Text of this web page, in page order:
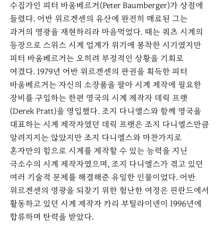
수집가인 피터 바움베르거(Peter Baumberger)가 상점에
들렸다. 어반 위르겐센의 유산에 완전히 매료된 그는
과거의 영광을 재현하리라 마음먹었다. 때는 쿼츠 시계의
등장으로 스위스 시계 업계가 위기에 봉착한 시기였지만
피터 바움베르거는 오히려 부정적인 상황을 기회로
여겼다. 1979년 어반 위르겐센의 판권을 획득한 피터
바움베르거는 자신의 소장품을 팔아 시계 제작에 필요한
장비를 구입하는 한편 영국의 시계 제작자 데릭 프랫
(Derek Pratt)을 영입했다. 조지 다니엘스와 함께 영국을
대표하는 시계 제작자였던 데릭 프랫은 조지 다니엘스만큼
알려지지는 않았지만 조지 다니엘스와 마찬가지로
혼자만의 힘으로 시계를 제작할 수 있는 능력을 지닌
극소수의 시계 제작자였으며, 조지 다니엘스가 겪고 있던
여러 기술적 문제를 해결해준 유일한 인물이었다. 어반
위르겐센의 영광을 되찾기 위한 험난한 여정은 핀란드에서
활동하고 있던 시계 제작자 카리 부틸라이넨이 1996년에
합류하며 탄력을 받았다.